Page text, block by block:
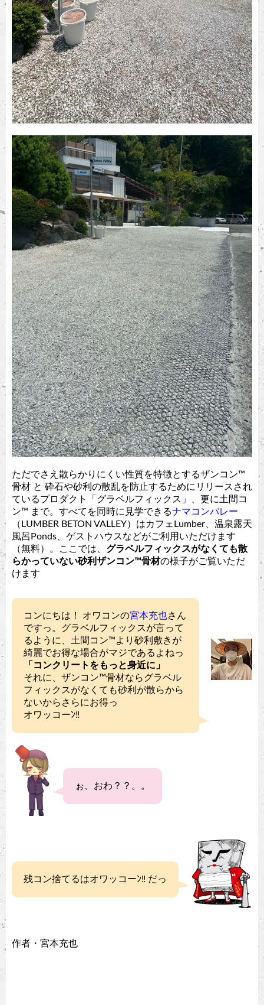
ただでさえ散らかりにくい性質を特徴とするザンコン™︎
骨材 と 砕石や砂利の散乱を防止するためにリリースされ
ているプロダクト「グラベルフィックス」、更に土間コ
ン™︎ まで。すべてを同時に見学できるナマコンバレー
（LUMBER BETON VALLEY）はカフェLumber、温泉露天
風呂Ponds、ゲストハウスなどがご利用いただけます
（無料）。ここでは、 グラベルフィックスがなくても散
らかっていない砂利ザンコン™︎骨材の様子がご覧いただ
けます
コンにちは！ オワコンの宮本充也さん
ですっ。グラベルフィックスが言って
るように、土間コン™︎より砂利敷きが
綺麗でお得な場合がマジであるよねっ
「コンクリートをもっと身近に」
それに、ザンコン™︎骨材ならグラベル
フィックスがなくても砂利が散らから
ないからさらにお得っ
オワッコーﾝ‼︎
ぉ、おわ？？。。
残コン捨てるはオワッコーﾝ‼︎ だっ
作者・宮本充也